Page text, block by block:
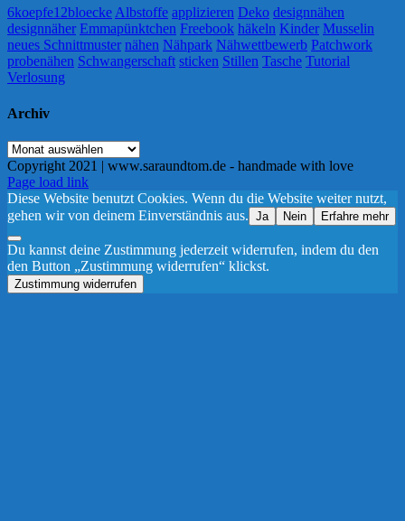
6koepfe12bloecke Albstoffe applizieren Deko designnähen
designnäher Emmapünktchen Freebook häkeln Kinder Musselin
neues Schnittmuster nähen Nähpark Nähwettbewerb Patchwork
probenähen Schwangerschaft sticken Stillen Tasche Tutorial
Verlosung
Archiv
Archiv
Copyright 2021 | www.saraundtom.de - handmade with love
Instagram
Page load link
Diese Website benutzt Cookies. Wenn du die Website weiter nutzt,
gehen wir von deinem Einverständnis aus. Ja Nein Erfahre mehr
Du kannst deine Zustimmung jederzeit widerrufen, indem du den
den Button „Zustimmung widerrufen“ klickst.
Zustimmung widerrufen